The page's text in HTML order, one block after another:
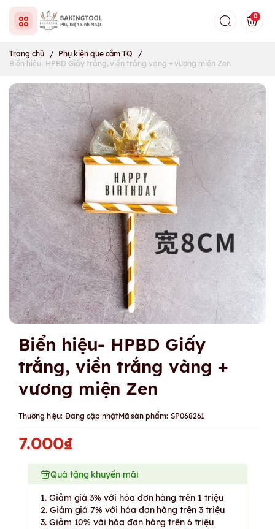
0
Trang chủ / Phụ kiện que cắm TQ
/
Biển hiệu- HPBD Giấy trắng, viền trắng vàng + vương miện Zen
Biển hiệu- HPBD Giấy
trắng, viền trắng vàng +
vương miện Zen
Thương hiệu: Đang cập nhậtMã sản phẩm: SP068261
7.000₫
Quà tặng khuyến mãi
1. Giảm giá 3% với hóa đơn hàng trên 1 triệu
2. Giảm giá 7% với hóa đơn hàng trên 3 triệu
3. Giảm 10% với hóa đơn hàng trên 6 triệu